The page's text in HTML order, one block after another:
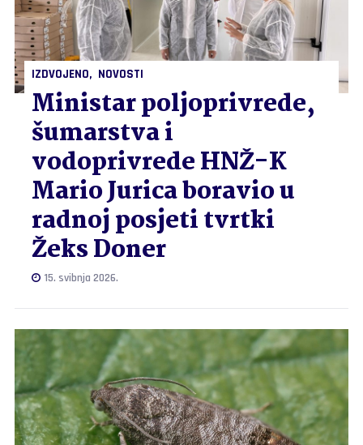
IZDVOJENO NOVOSTI
Ministar poljoprivrede,
šumarstva i
vodoprivrede HNŽ-K
Mario Jurica boravio u
radnoj posjeti tvrtki
Žeks Doner
15. svibnja 2026.